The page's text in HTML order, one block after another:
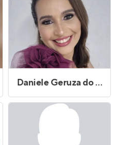
Daniele Geruza do Prado Batista